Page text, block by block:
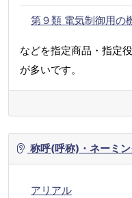
第９類 電気制御用の
などを指定商品・指定
が多いです。
称呼(呼称)・ネーミ
アリアル